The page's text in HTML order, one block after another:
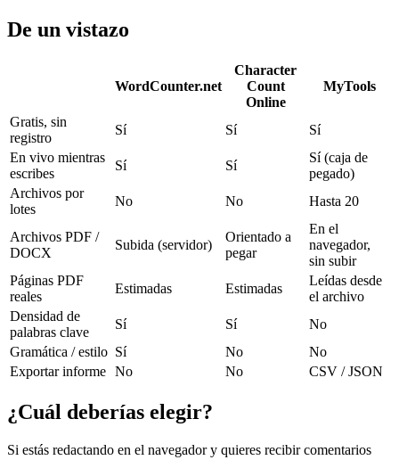
De un vistazo
WordCounter.net
Character
Count
Online
MyTools
Gratis, sin
registro
Sí Sí
Sí
En vivo mientras
escribes
Sí Sí
Sí (caja de
pegado)
Archivos por
lotes
No No Hasta 20
Archivos PDF /
DOCX
Subida (servidor)
Orientado a
pegar
En el
navegador,
sin subir
Páginas PDF
reales
Estimadas Estimadas
Leídas desde
el archivo
Densidad de
palabras clave
Sí Sí
No
Gramática / estilo Sí No
No
Exportar informe No No CSV / JSON
¿Cuál deberías elegir?
Si estás redactando en el navegador y quieres recibir comentarios